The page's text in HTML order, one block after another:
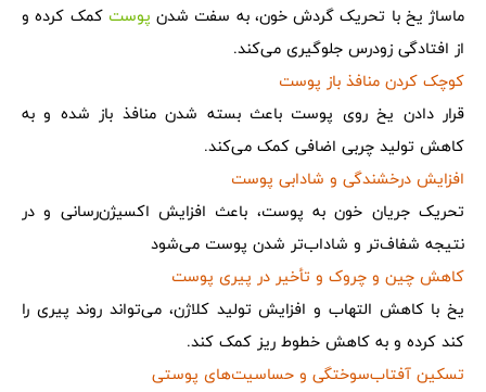
ماساژ یخ با تحریک گردش خون، به سفت شدن پوست کمک کرده و
از افتادگی زودرس جلوگیری می‌کند.
کوچک کردن منافذ باز پوست
قرار دادن یخ روی پوست باعث بسته شدن منافذ باز شده و به
کاهش تولید چربی اضافی کمک می‌کند.
افزایش درخشندگی و شادابی پوست
تحریک جریان خون به پوست، باعث افزایش اکسیژن‌رسانی و در
نتیجه شفاف‌تر و شاداب‌تر شدن پوست می‌شود
کاهش چین و چروک و تأخیر در پیری پوست
یخ با کاهش التهاب و افزایش تولید کلاژن، می‌تواند روند پیری را
کند کرده و به کاهش خطوط ریز کمک کند.
تسکین آفتاب‌سوختگی و حساسیت‌های پوستی